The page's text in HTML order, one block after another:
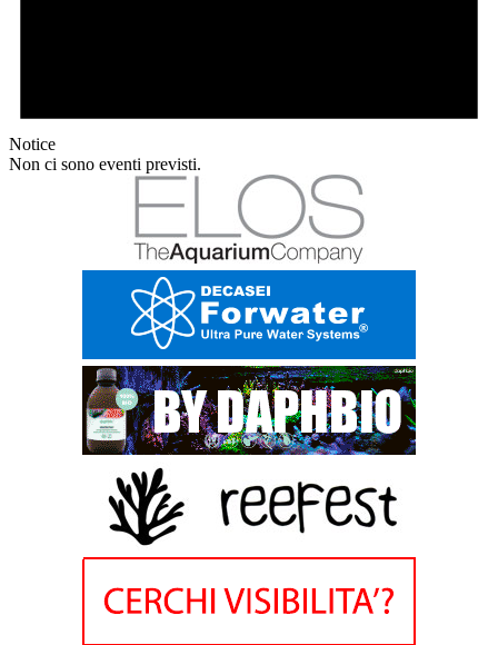
Notice
Non ci sono eventi previsti.